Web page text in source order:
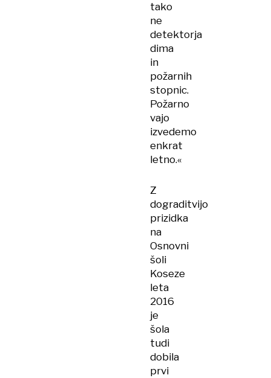
tako
ne
detektorja
dima
in
požarnih
stopnic.
Požarno
vajo
izvedemo
enkrat
letno.«
Z
dograditvijo
prizidka
na
Osnovni
šoli
Koseze
leta
2016
je
šola
tudi
dobila
prvi